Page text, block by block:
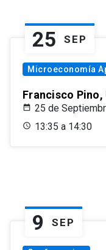
25 SEP
Microeconomía
Francisco
25 de
13:35 a 14:30
9 SEP